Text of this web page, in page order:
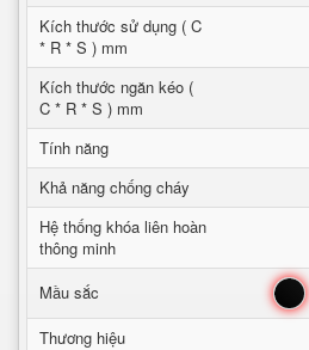
Kích thước sử dụng ( C
* R * S ) mm
Kích thước ngăn kéo (
C * R * S ) mm
Tính năng
Khả năng chống cháy
Hệ thống khóa liên hoàn
thông minh
Mầu sắc
Đen
Thương hiệu